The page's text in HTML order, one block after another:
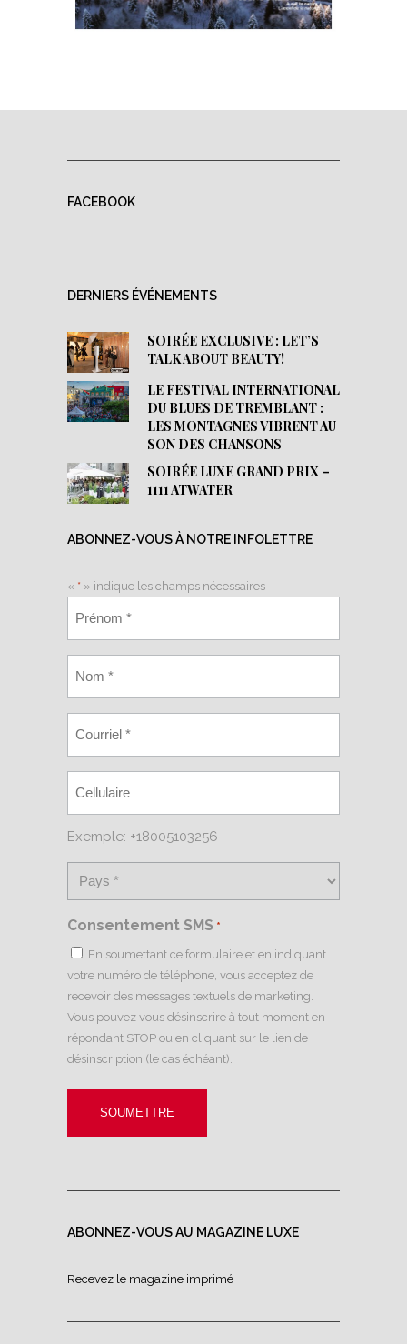
FACEBOOK
DERNIERS ÉVÉNEMENTS
SOIRÉE EXCLUSIVE : LET’S
TALK ABOUT BEAUTY!
LE FESTIVAL INTERNATIONAL
DU BLUES DE TREMBLANT :
LES MONTAGNES VIBRENT AU
SON DES CHANSONS
SOIRÉE LUXE GRAND PRIX –
1111 ATWATER
ABONNEZ-VOUS À NOTRE INFOLETTRE
« * » indique les champs nécessaires
Exemple: +18005103256
Consentement SMS *
En soumettant ce formulaire et en indiquant
votre numéro de téléphone, vous acceptez de
recevoir des messages textuels de marketing.
Vous pouvez vous désinscrire à tout moment en
répondant STOP ou en cliquant sur le lien de
désinscription (le cas échéant).
ABONNEZ-VOUS AU MAGAZINE LUXE
Recevez le magazine imprimé